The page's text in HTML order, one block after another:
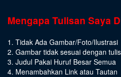
Mengapa Tulisan Saya
1. Tidak Ada Gambar/Foto/Ilustrasi
2. Gambar tidak sesuai dengan
3. Judul Pakai Huruf Besar Semua
4. Menambahkan Link atau Tautan